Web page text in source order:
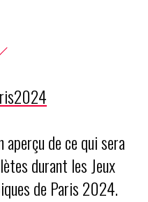
de ce qui sera
durant les Jeux
de Paris 2024.